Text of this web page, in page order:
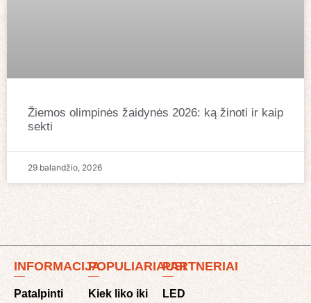
Žiemos olimpinės žaidynės 2026: ką žinoti ir kaip
sekti
29 balandžio, 2026
INFORMACIJA
Patalpinti
POPULIARIAUSI
Kiek liko iki
PARTNERIAI
LED